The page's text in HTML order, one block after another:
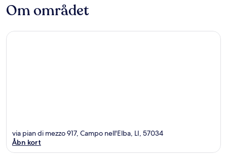
Om området
via pian di mezzo 917, Campo nell'Elba, LI, 57034
Åbn kort